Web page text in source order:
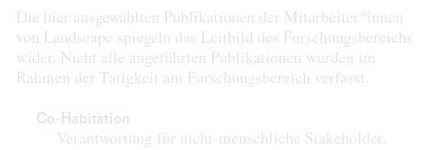
Publikationen
Die hier ausgewählten Publikationen der Mitarbeiter*innen
von Landscape spiegeln das Leitbild des Forschungsbereichs
wider. Nicht alle angeführten Publikationen wurden im
Rahmen der Tätigkeit am Forschungsbereich verfasst.
Co-Habitation
Verantwortung für nicht-menschliche Stakeholder.